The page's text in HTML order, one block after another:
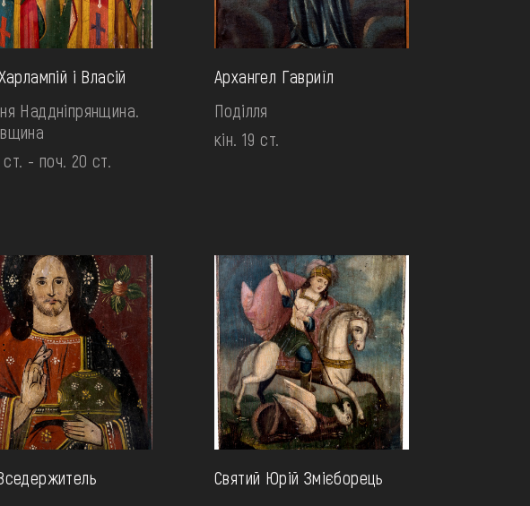
і Власій
Наддніпрянщина.
ст. - поч. 20 ст.
Архангел Гавриїл
Поділля
кін. 19 ст.
Святий Юрій Змієборець